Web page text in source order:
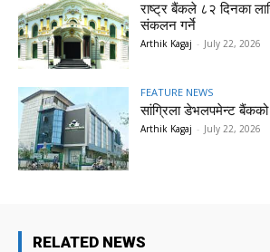
राष्ट्र बैंकले ८२ दिनका
संकलन गर्ने
Arthik Kagaj - July 22, 2026
FEATURE NEWS
सांग्रिला डेभलपमेन्ट
Arthik Kagaj - July 22, 2026
RELATED NEWS